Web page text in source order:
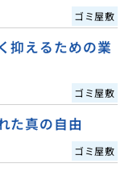
ゴミ屋敷
抑えるための業
ゴミ屋敷
た真の自由
ゴミ屋敷